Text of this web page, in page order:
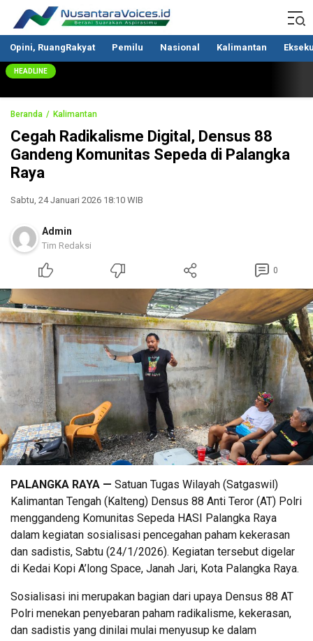
Nusantaravoices.id
Berani Suarakan Aspirasimu
Opini, RuangRakyat Pemilu Nasional Kalimantan
HEADLINE
Beranda Kalimantan
Cegah Radikalisme Digital, Densus 88
Gandeng Komunitas Sepeda di Palangka
Raya
Sabtu, 24 Januari 2026 18:10 WIB
Admin
Tim Redaksi
0
PALANGKA RAYA — Satuan Tugas Wilayah (Satgaswil)
Kalimantan Tengah (Kalteng) Densus 88 Anti Teror (AT) Polri
menggandeng Komunitas Sepeda HASI Palangka Raya
dalam kegiatan sosialisasi pencegahan paham kekerasan
dan sadistis, Sabtu (24/1/2026). Kegiatan tersebut digelar
di Kedai Kopi A’long Space, Janah Jari, Kota Palangka Raya.
Sosialisasi ini merupakan bagian dari upaya Densus 88 AT
Polri menekan penyebaran paham radikalisme, kekerasan,
dan sadistis yang dinilai mulai menyusup ke dalam